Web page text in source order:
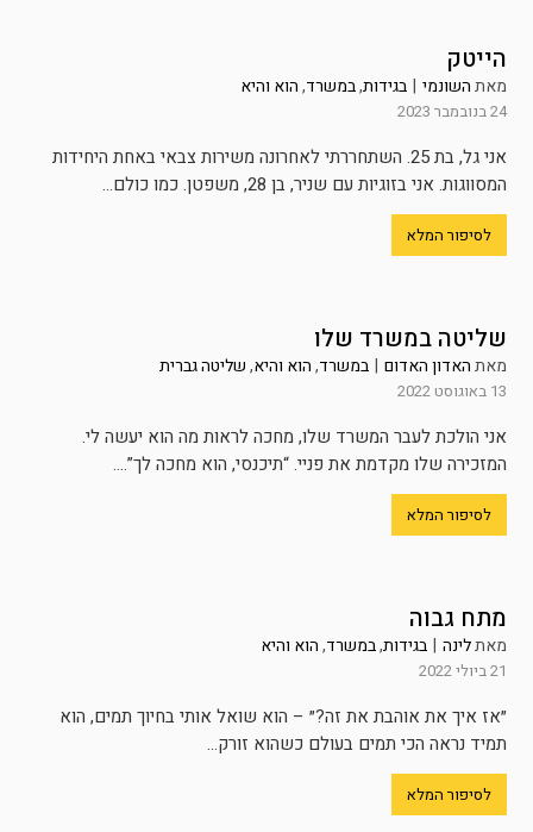
הייטק
מאתהשונמי | בגידות,במשרד,הוא והיא
24 בנובמבר 2023
אני גל, בת 25. השתחררתי לאחרונה משירות צבאי באחת היחידות
המסווגות. אני בזוגיות עם שניר, בן 28, משפטן. כמו כולם...
לסיפור המלא
שליטה במשרד שלו
מאתהאדון האדום | במשרד,הוא והיא,שליטה גברית
13 באוגוסט 2022
אני הולכת לעבר המשרד שלו, מחכה לראות מה הוא יעשה לי.
המזכירה שלו מקדמת את פניי. “תיכנסי, הוא מחכה לך”....
לסיפור המלא
מתח גבוה
מאתלינה | בגידות,במשרד,הוא והיא
21 ביולי 2022
״אז איך את אוהבת את זה?״ – הוא שואל אותי בחיוך תמים, הוא
תמיד נראה הכי תמים בעולם כשהוא זורק...
לסיפור המלא